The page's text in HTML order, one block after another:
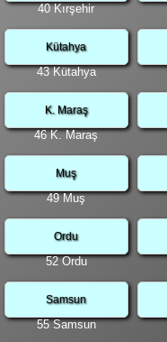
40 Kırşehir
Kütahya
43 Kütahya
K. Maraş
46 K. Maraş
Muş
49 Muş
Ordu
52 Ordu
Samsun
55 Samsun